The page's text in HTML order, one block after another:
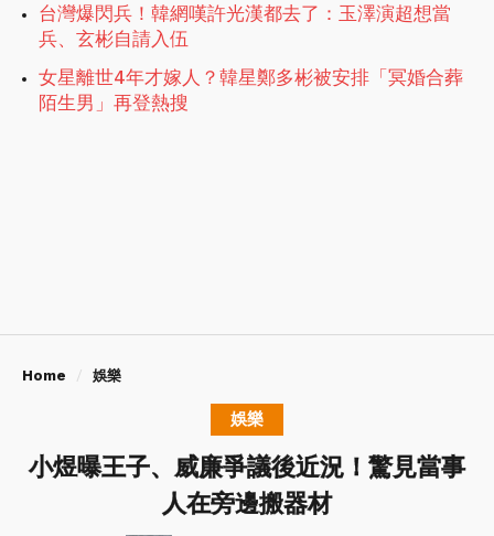
台灣爆閃兵！韓網嘆許光漢都去了：玉澤演超想當
兵、玄彬自請入伍
女星離世4年才嫁人？韓星鄭多彬被安排「冥婚合葬
陌生男」再登熱搜
Home 娛樂
娛樂
小煜曝王子、威廉爭議後近況！驚見當事
人在旁邊搬器材